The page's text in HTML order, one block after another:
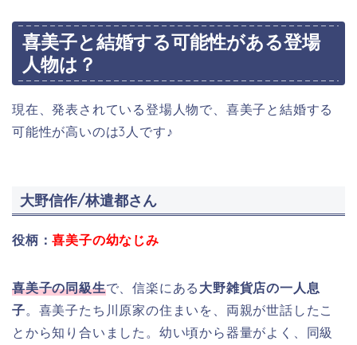
喜美子と結婚する可能性がある登場
人物は？
現在、発表されている登場人物で、喜美子と結婚する
可能性が高いのは3人です♪
大野信作/林遣都さん
役柄：喜美子の幼なじみ
喜美子の同級生で、信楽にある 大野雑貨店の一人息
子。喜美子たち川原家の住まいを、両親が世話したこ
とから知り合いました。幼い頃から器量がよく、同級